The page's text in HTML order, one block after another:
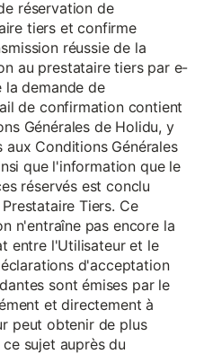
réservation de
tiers et confirme
réussie de la
au prestataire tiers par e-
la demande de
de confirmation contient
Générales de Holidu, y
Conditions Générales
que l'information que le
réservés est conclu
Tiers. Ce
n'entraîne pas encore la
entre l'Utilisateur et le
d'acceptation
sont émises par le
et directement à
peut obtenir de plus
sujet auprès du